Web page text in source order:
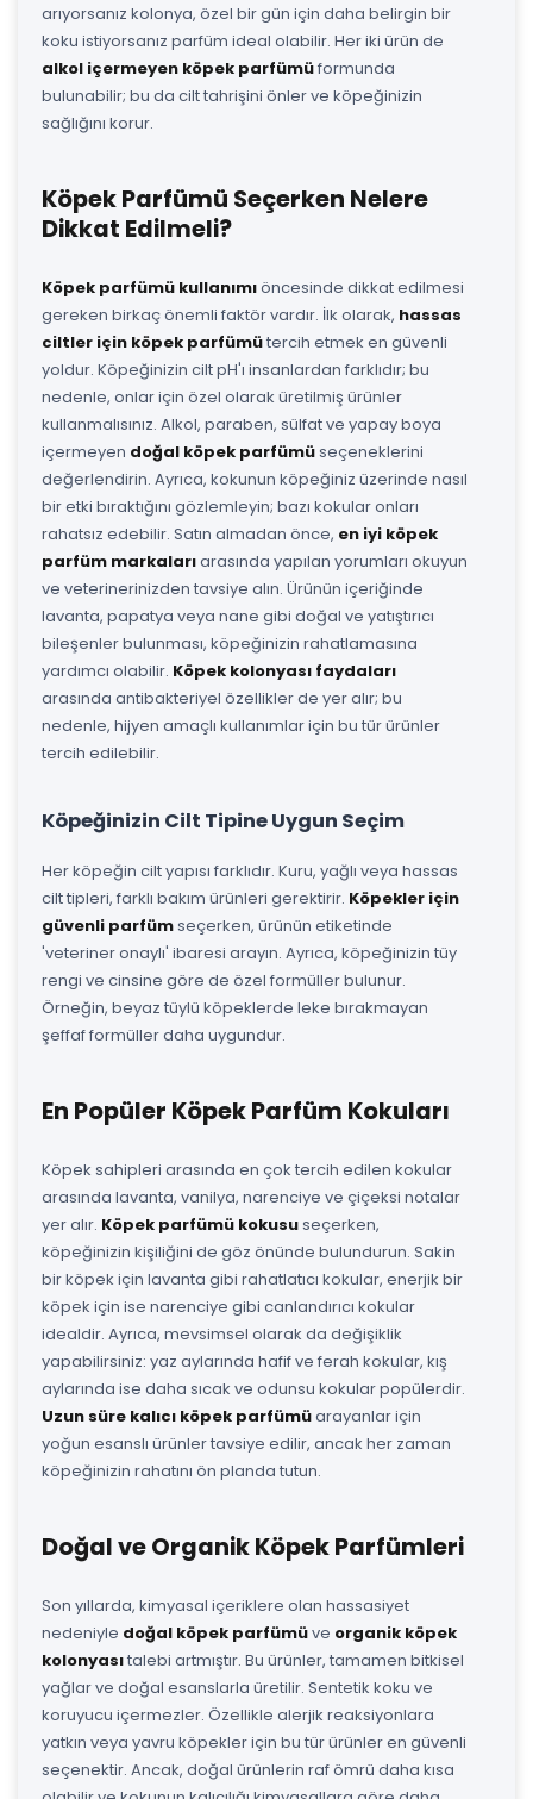
arıyorsanız kolonya, özel bir gün için daha belirgin bir
koku istiyorsanız parfüm ideal olabilir. Her iki ürün de
alkol içermeyen köpek parfümüformunda
bulunabilir; bu da cilt tahrişini önler ve köpeğinizin
sağlığını korur.
Köpek Parfümü Seçerken Nelere
Dikkat Edilmeli?
Köpek parfümü kullanımıöncesinde dikkat edilmesi
gereken birkaç önemli faktör vardır. İlk olarak, hassas
ciltler için köpek parfümütercih etmek en güvenli
yoldur. Köpeğinizin cilt pH'ı insanlardan farklıdır; bu
nedenle, onlar için özel olarak üretilmiş ürünler
kullanmalısınız. Alkol, paraben, sülfat ve yapay boya
içermeyen doğal köpek parfümüseçeneklerini
değerlendirin. Ayrıca, kokunun köpeğiniz üzerinde nasıl
bir etki bıraktığını gözlemleyin; bazı kokular onları
rahatsız edebilir. Satın almadan önce, en iyi köpek
parfüm markalarıarasında yapılan yorumları okuyun
ve veterinerinizden tavsiye alın. Ürünün içeriğinde
lavanta, papatya veya nane gibi doğal ve yatıştırıcı
bileşenler bulunması, köpeğinizin rahatlamasına
yardımcı olabilir. Köpek kolonyası faydaları
arasında antibakteriyel özellikler de yer alır; bu
nedenle, hijyen amaçlı kullanımlar için bu tür ürünler
tercih edilebilir.
Köpeğinizin Cilt Tipine Uygun Seçim
Her köpeğin cilt yapısı farklıdır. Kuru, yağlı veya hassas
cilt tipleri, farklı bakım ürünleri gerektirir. Köpekler için
güvenli parfümseçerken, ürünün etiketinde
'veteriner onaylı' ibaresi arayın. Ayrıca, köpeğinizin tüy
rengi ve cinsine göre de özel formüller bulunur.
Örneğin, beyaz tüylü köpeklerde leke bırakmayan
şeffaf formüller daha uygundur.
En Popüler Köpek Parfüm Kokuları
Köpek sahipleri arasında en çok tercih edilen kokular
arasında lavanta, vanilya, narenciye ve çiçeksi notalar
yer alır. Köpek parfümü kokususeçerken,
köpeğinizin kişiliğini de göz önünde bulundurun. Sakin
bir köpek için lavanta gibi rahatlatıcı kokular, enerjik bir
köpek için ise narenciye gibi canlandırıcı kokular
idealdir. Ayrıca, mevsimsel olarak da değişiklik
yapabilirsiniz: yaz aylarında hafif ve ferah kokular, kış
aylarında ise daha sıcak ve odunsu kokular popülerdir.
Uzun süre kalıcı köpek parfümüarayanlar için
yoğun esanslı ürünler tavsiye edilir, ancak her zaman
köpeğinizin rahatını ön planda tutun.
Doğal ve Organik Köpek Parfümleri
Son yıllarda, kimyasal içeriklere olan hassasiyet
nedeniyle doğal köpek parfümüve organik köpek
kolonyasıtalebi artmıştır. Bu ürünler, tamamen bitkisel
yağlar ve doğal esanslarla üretilir. Sentetik koku ve
koruyucu içermezler. Özellikle alerjik reaksiyonlara
yatkın veya yavru köpekler için bu tür ürünler en güvenli
seçenektir. Ancak, doğal ürünlerin raf ömrü daha kısa